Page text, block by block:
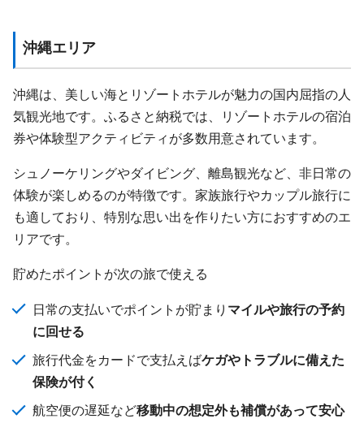
沖縄エリア
沖縄は、美しい海とリゾートホテルが魅力の国内屈指の人
気観光地です。ふるさと納税では、リゾートホテルの宿泊
券や体験型アクティビティが多数用意されています。
シュノーケリングやダイビング、離島観光など、非日常の
体験が楽しめるのが特徴です。家族旅行やカップル旅行に
も適しており、特別な思い出を作りたい方におすすめのエ
リアです。
貯めたポイントが次の旅で使える
日常の支払いでポイントが貯まり マイルや旅行の予約
に回せる
旅行代金をカードで支払えばケガやトラブルに備えた
保険が付く
航空便の遅延など移動中の想定外も補償があって安心